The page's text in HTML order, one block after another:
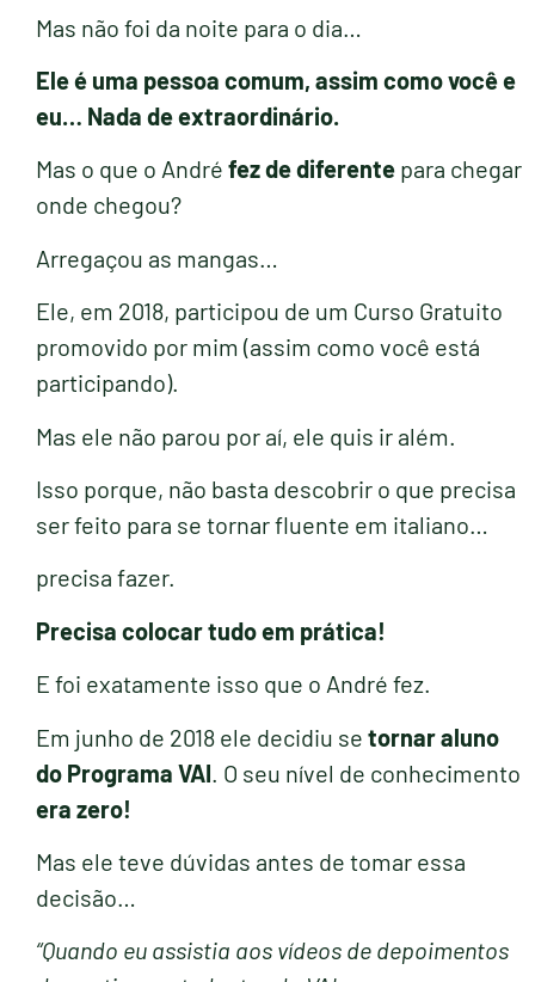
Mas não foi da noite para o dia…
Ele é uma pessoa comum, assim como você e
eu… Nada de extraordinário.
Mas o que o André fez de diferente para chegar
onde chegou?
Arregaçou as mangas…
Ele, em 2018, participou de um Curso Gratuito
promovido por mim (assim como você está
participando).
Mas ele não parou por aí, ele quis ir além.
Isso porque, não basta descobrir o que precisa
ser feito para se tornar fluente em italiano…
precisa fazer.
Precisa colocar tudo em prática!
E foi exatamente isso que o André fez.
Em junho de 2018 ele decidiu se tornar aluno
do Programa VAI . O seu nível de conhecimento
era zero!
Mas ele teve dúvidas antes de tomar essa
decisão…
“Quando eu assistia aos vídeos de depoimentos